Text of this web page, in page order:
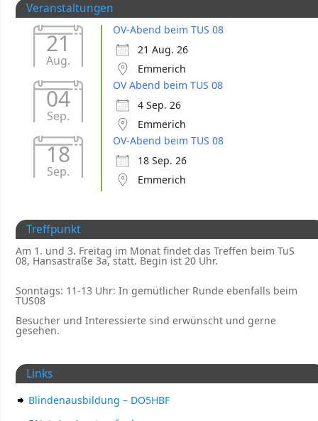
Veranstaltungen
21
Aug.
OV-Abend beim TUS 08
21 Aug. 26
Emmerich
04
Sep.
OV Abend beim TUS 08
4 Sep. 26
Emmerich
18
Sep.
OV-Abend beim TUS 08
18 Sep. 26
Emmerich
Treffpunkt
Am 1. und 3. Freitag im Monat findet das Treffen beim TuS
08, Hansastraße 3a, statt. Begin ist 20 Uhr.
Sonntags: 11-13 Uhr: In gemütlicher Runde ebenfalls beim
TUS08
Besucher und Interessierte sind erwünscht und gerne
gesehen.
Links
Blindenausbildung – DO5HBF